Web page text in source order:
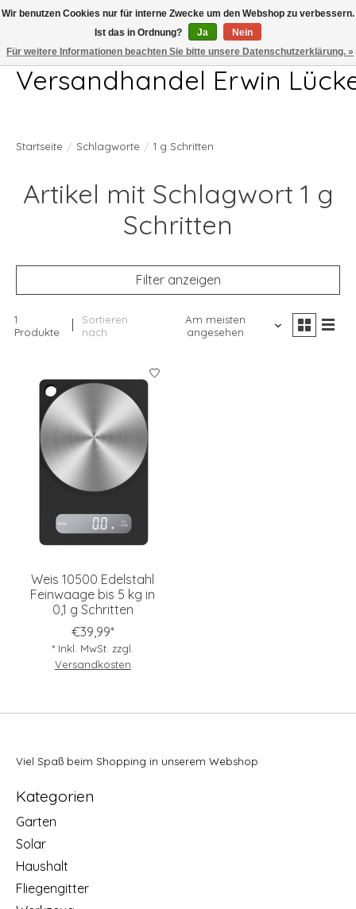
Telefon 04407 715872 MO-DO 7.00-17.00Uhr FR 7.00-13.00Uhr
Versandhandel Erwin
Startseite / Schlagworte / 1 g Schritten
Artikel mit Schlagwort 1 g
Schritten
Filter anzeigen
1
Produkte
Sortieren
nach
Am meisten
angesehen
Weis 10500 Edelstahl
Feinwaage bis 5 kg in
0,1 g Schritten
€39,99*
* Inkl. MwSt. zzgl.
Versandkosten
Viel Spaß beim Shopping in unserem Webshop
Kategorien
Garten
Solar
Haushalt
Fliegengitter
Wir benutzen Cookies nur für interne Zwecke um den Webshop zu verbessern.
Ist das in Ordnung?
Ja
Nein
Für weitere Informationen beachten Sie bitte unsere Datenschutzerklärung. »